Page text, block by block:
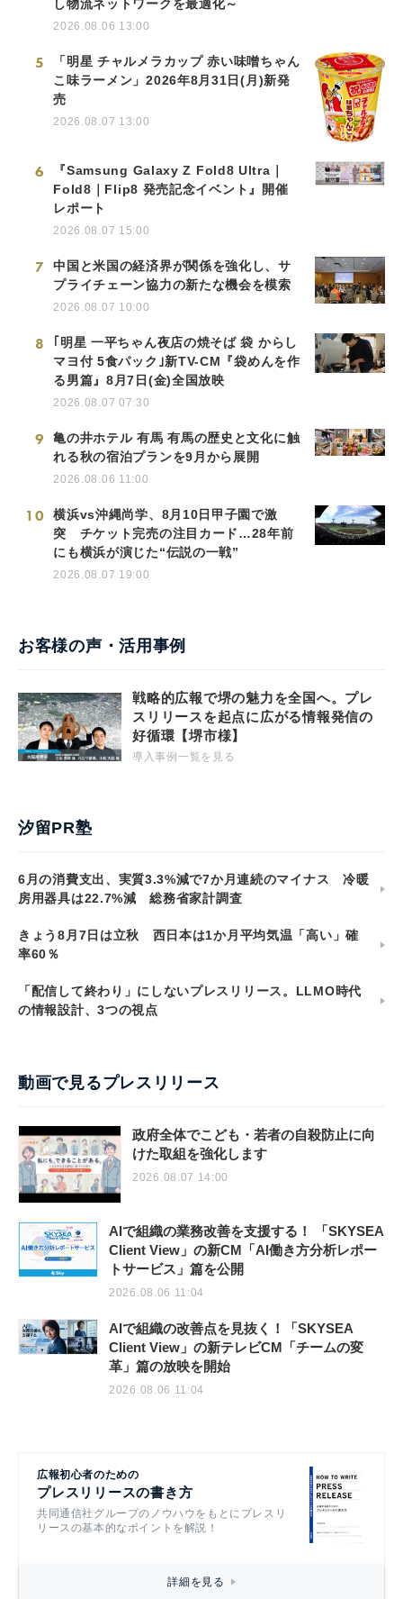
し物流ネットワークを最適化～
2026.08.06 13:00
5
「明星 チャルメラカップ 赤い味噌ちゃん
こ味ラーメン」2026年8月31日(月)新発
売
2026.08.07 13:00
6
『Samsung Galaxy Z Fold8 Ultra｜
Fold8｜Flip8 発売記念イベント』開催
レポート
2026.08.07 15:00
7
中国と米国の経済界が関係を強化し、サ
プライチェーン協力の新たな機会を模索
2026.08.07 10:00
8
｢明星 一平ちゃん夜店の焼そば 袋 からし
マヨ付 5食パック｣新TV-CM『袋めんを作
る男篇』8月7日(金)全国放映
2026.08.07 07:30
9
亀の井ホテル 有馬 有馬の歴史と文化に触
れる秋の宿泊プランを9月から展開
2026.08.06 11:00
10
横浜vs沖縄尚学、8月10日甲子園で激
突 チケット完売の注目カード…28年前
にも横浜が演じた“伝説の一戦”
2026.08.07 19:00
お客様の声・活用事例
戦略的広報で堺の魅力を全国へ。プレ
スリリースを起点に広がる情報発信の
好循環【堺市様】
導入事例一覧を見る
汐留PR塾
6月の消費支出、実質3.3%減で7か月連続のマイナス 冷暖
房用器具は22.7%減 総務省家計調査
きょう8月7日は立秋 西日本は1か月平均気温「高い」確
率60％
「配信して終わり」にしないプレスリリース。LLMO時代
の情報設計、3つの視点
動画で見るプレスリリース
政府全体でこども・若者の自殺防止に向
けた取組を強化します
2026.08.07 14:00
AIで組織の業務改善を支援する！ 「SKYSEA
Client View」の新CM「AI働き方分析レポー
トサービス」篇を公開
2026.08.06 11:04
AIで組織の改善点を見抜く！「SKYSEA
Client View」の新テレビCM「チームの変
革」篇の放映を開始
2026.08.06 11:04
広報初心者のための
プレスリリースの書き方
共同通信社グループのノウハウをもとにプレスリ
リースの基本的なポイントを解説！
詳細を見る